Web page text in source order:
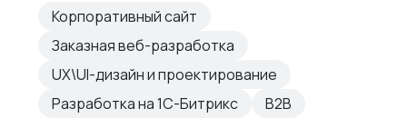
Корпоративный сайт
Заказная веб-разработка
UX\UI-дизайн и проектирование
Разработка на 1С-Битрикс
B2B